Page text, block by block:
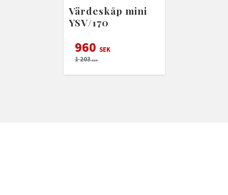
Värdeskåp mini
YSV/170
960 SEK
1 203SEK